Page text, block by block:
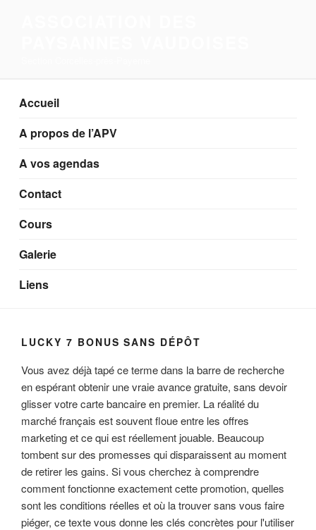
Accueil
A propos de l’APV
A vos agendas
Contact
Cours
Galerie
Liens
LUCKY 7 BONUS SANS DÉPÔT
Vous avez déjà tapé ce terme dans la barre de recherche
en espérant obtenir une vraie avance gratuite, sans devoir
glisser votre carte bancaire en premier. La réalité du
marché français est souvent floue entre les offres
marketing et ce qui est réellement jouable. Beaucoup
tombent sur des promesses qui disparaissent au moment
de retirer les gains. Si vous cherchez à comprendre
comment fonctionne exactement cette promotion, quelles
sont les conditions réelles et où la trouver sans vous faire
piéger, ce texte vous donne les clés concrètes pour l'utiliser